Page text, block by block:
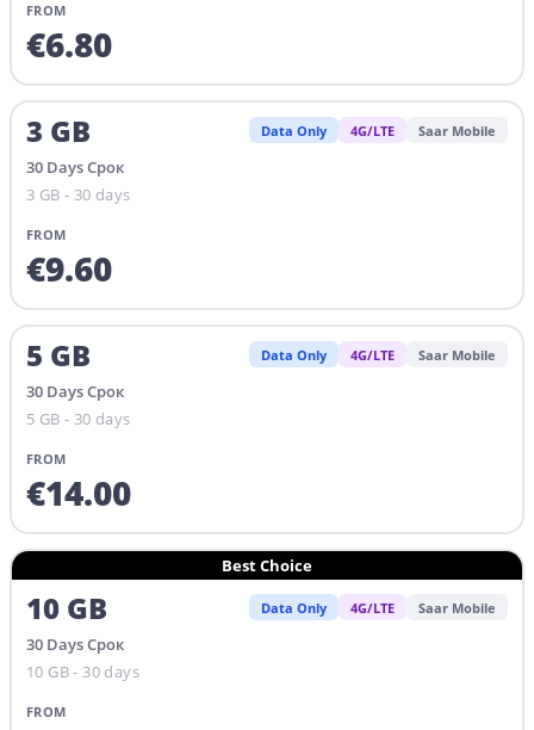
FROM
€6.80
3 GB Data Only 4G/LTE Saar Mobile
30 DaysСрок
3 GB - 30 days
FROM
€9.60
5 GB Data Only 4G/LTE Saar Mobile
30 DaysСрок
5 GB - 30 days
FROM
€14.00
Best Choice
10 GB Data Only 4G/LTE Saar Mobile
30 DaysСрок
10 GB - 30 days
FROM